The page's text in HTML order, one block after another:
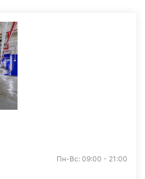
Пн-Вс: 09:00 - 21:00